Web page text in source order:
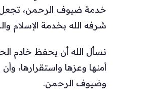
خدمة ضيوف الرحمن،
شرفه الله بخدمة الإسلام
نسأل الله أن يحفظ خادم
أمنها وعزها واستقرارها،
وضيوف الرحمن.